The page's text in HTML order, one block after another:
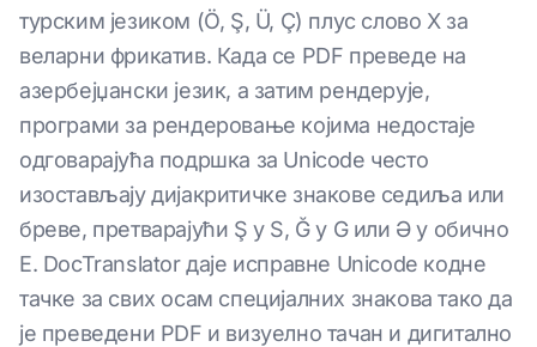
турским језиком (Ö, Ş, Ü, Ç) плус слово X за
велaрни фрикатив. Када се PDF преведе на
азербејџански језик, а затим рендерује,
програми за рендеровање којима недостаје
одговарајућа подршка за Unicode често
изостављају дијакритичке знакове седиља или
бреве, претварајући Ş у S, Ğ у G или Ə у обично
E. DocTranslator даје исправне Unicode кодне
тачке за свих осам специјалних знакова тако да
је преведени PDF и визуелно тачан и дигитално